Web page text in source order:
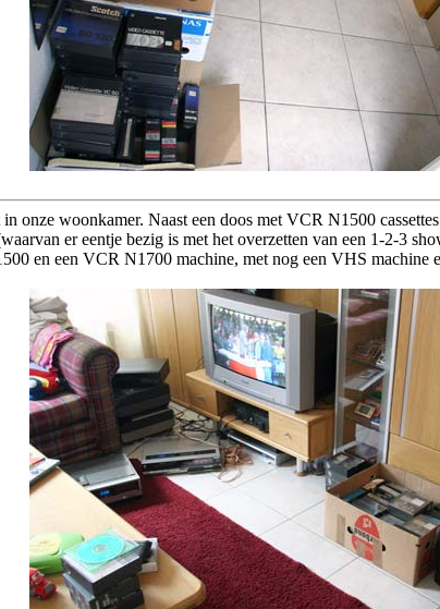
onze woonkamer. Naast een doos met VCR N1500
er eentje bezig is met het overzetten van een 1-2-3
en een VCR N1700 machine, met nog een VHS machine